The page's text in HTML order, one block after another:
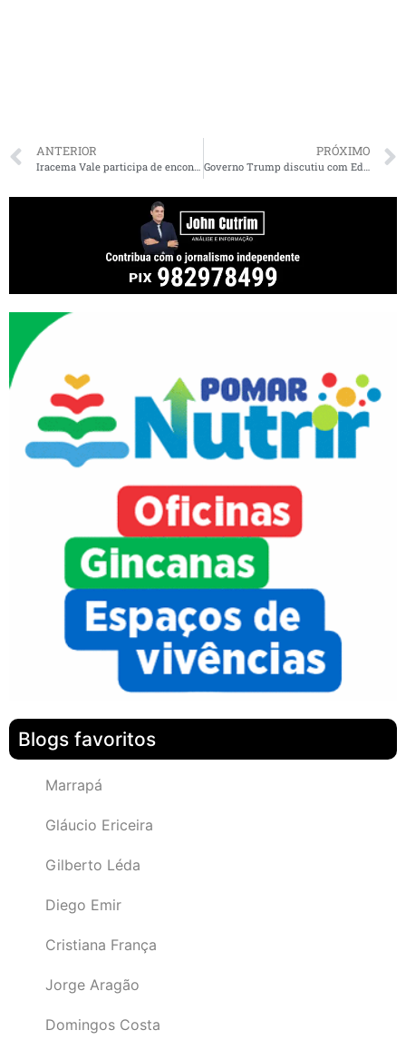
ANTERIOR PRÓXIMO
Blogs favoritos
Marrapá
Gláucio Ericeira
Gilberto Léda
Diego Emir
Cristiana França
Jorge Aragão
Domingos Costa